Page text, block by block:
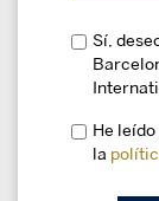
Sí,
He
la